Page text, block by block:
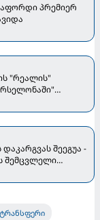
პრემიერ
"რეალის"
შეეგუა -
შემცვლელი
ტრანსფერი